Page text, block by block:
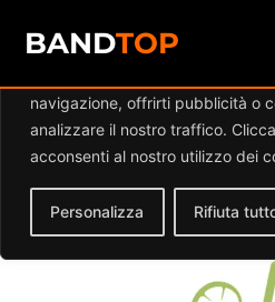
Diamo valore alla tua
navigazione, offrirti pubblicità o
analizzare il nostro traffico.
acconsenti al nostro utilizzo dei
Personalizza Rifiuta
BANDTOP
Events at